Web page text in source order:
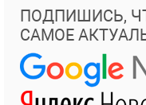
ПОДПИШИСЬ,
САМОЕ